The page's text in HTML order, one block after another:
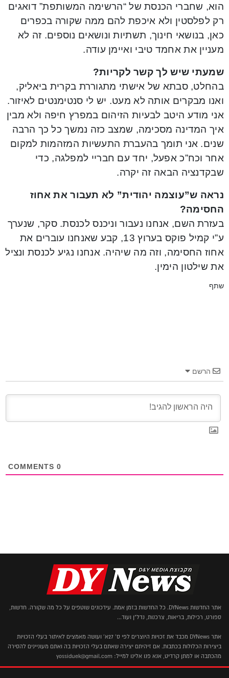
הוא, שחברי הכנסת של “הרשימה המשותפת” דואגים
רק לפלסטין ולא איכפת להם ממה שקורה בכפרים
כאן, בנושאי חינוך, תשתיות ונושאים נוספים. זה לא
מעניין את אחמד טיבי ואיימן עודה.
שמעתי שיש לך קשר לקריות?
בהחלט, סבתא של אישתי מתגוררת בקרית ביאליק,
ואנו מבקרים אותה לא מעט. יש לי סנטימנטים לאיזור.
אני מודע היטב לבעיות הזיהום במפרץ חיפה ולא מבין
איך המדינה מסכימה, שמצב כזה נמשך כל כך הרבה
שנים. אני תומך בהעברת התעשיות המזהמות למקום
אחר וכח”כ אפעל, יחד עם חבריי למפלגה, כדי
שבקדנציה הבאה זה יקרה.
נראה ש”עוצמה יהודית” לא תעבור את אחוז
החסימה?
בעזרת השם, אנחנו נעבור וניכנס לכנסת. סקר, שנערך
ע”י קמיל פוקס בערוץ 13, קבע שאנחנו עוברים את
אחוז החסימה, וזה מה שיהיה. אנחנו נגיע לכנסת ונציל
את שילטון הימין.
שתף
הרשם
0
אתר החדשות DYNews. כל החדשות בזמן אמת. עידכונים שוטפים על כל מה שקורה. חדשות,
ספורט, רכילות, בריאות, צרכנות, נדל"ן ועוד...
אתר DYNews מכבד את זכויות היוצרים לפי ס' 27א' ועושה מאמצים לאיתור בעלי הזכויות
ביצירות הכלולות בכתבות. אם זיהיתם יצירה שאתם בעלי הזכויות בה ואתם מעוניינים להסירה
מהכתבה או למתן קרדיט, אנא פנו אלינו למייל: yossiduek@gmail.com